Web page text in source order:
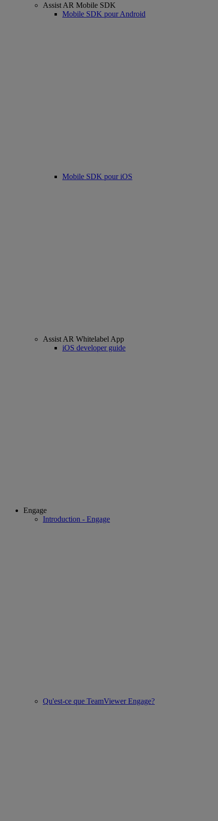
Assist AR Mobile SDK
Mobile SDK pour Android
Mobile SDK pour iOS
Assist AR Whitelabel App
iOS developer guide
Engage
Introduction - Engage
Qu'est-ce que TeamViewer Engage?